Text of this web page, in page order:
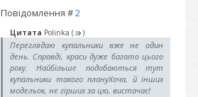
Повідомлення #2
Цитата Polinka ( )
Переглядаю купальники вже не один
день. Справді, краси дуже багато цього
року. Найбільше подобаються тут
купальники такого плануХоча, й інших
модельок, не гірших за цю, вистачає!